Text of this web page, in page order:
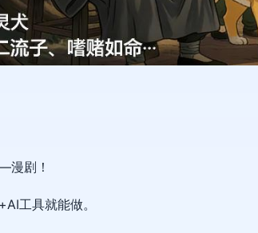
漫剧！
工具就能做。